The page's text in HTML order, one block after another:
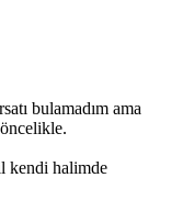
bulamadım ama
kendi halimde